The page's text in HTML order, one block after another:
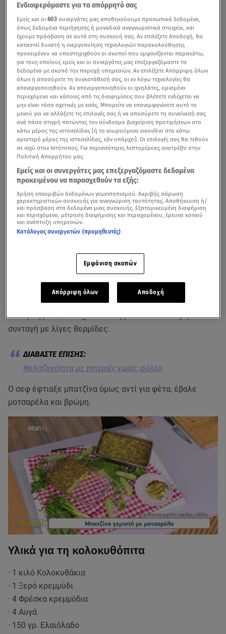
Σου αρέσουν οι πίτες αλλά ψάχνεις υγιεινές και
Φτιάξτε την πιο νόστιμη ζαμπονοτυρόπιτα χωρίς φύλλο
Ο Σταύρος Βαρθαλίτης έδωσε στους τηλεθεατές της
εκπομπής breakfast@star άλλη μία πεντανόστιμη
συνταγή με λίγες θερμίδες.
Μελιτζανόπιτα με πιπεριές χωρίς φύλλο
Ο σεφ έφτιαξε μπατζίνα όμως αντί για φέτα, έβαλε
μοτσαρέλα και βρώμη.
Υλικά για τη κολοκυθόπιτα
· 1 κιλό Κολοκυθάκια
· 1 Ξερό κρεμμύδι
· 4 Φρέσκα κρεμμύδια
· 4 Αυγά
· 150 γρ. Ελαιόλαδο
Ενδιαφερόμαστε για το απόρρητό σας
Εμείς και οι603 συνεργάτες μας αποθηκεύουμε προσωπικά δεδομένα,
όπως δεδομένα περιήγησης ή μοναδικά αναγνωριστικά στοιχεία, και
έχουμε πρόσβαση σε αυτά στη συσκευή σας. Αν επιλέξετε Αποδοχή, θα
καταστεί δυνατή η ενεργοποίηση τεχνολογιών παρακολούθησης
προκειμένου να υποστηριχθούν οι σκοποί που εμφανίζονται παρακάτω,
για τους οποίους εμείς και οι συνεργάτες μας επεξεργαζόμαστε τα
δεδομένα με σκοπό την παροχή υπηρεσιών. Αν επιλέξετε Απόρριψη όλων
όλων ή αποσύρετε τη συγκατάθεσή σας, οι εν λόγω τεχνολογίες θα
απενεργοποιηθούν. Αν απενεργοποιηθούν οι ιχνηλάτες, ορισμένο
περιεχόμενο και κάποιες από τις διαφημίσεις που βλέπετε ενδέχεται να
μην είναι τόσο σχετικές με εσάς. Μπορείτε να επανεμφανίσετε αυτό το
μενού για να αλλάξετε τις επιλογές σας ή να αποσύρετε τη συναίνεσή σας
ανά πάσα στιγμή πατώντας τον σύνδεσμο Διαχείριση προτιμήσεων στο
κάτω μέρος της ιστοσελίδας [ή το αιωρούμενο εικονίδιο στο κάτω
αριστερό μέρος της ιστοσελίδας, εάν υπάρχει]. Οι επιλογές σας θα τεθούν
σε ισχύ στον Ιστότοπος. Για περισσότερες λεπτομέρειες ανατρέξτε στην
Πολιτική Απορρήτου μας.
Εμείς και οι συνεργάτες μας επεξεργαζόμαστε δεδομένα
προκειμένου να παρασχεθούν τα εξής:
Χρήση επακριβών δεδομένων γεωεντοπισμού. Ακριβής σάρωση
χαρακτηριστικών συσκευής για αναγνώριση ταυτότητας. Αποθήκευση ή/
και πρόσβαση στα δεδομένα μιας συσκευής. Εξατομικευμένη διαφήμιση
και περιεχόμενο, μέτρηση διαφήμισης και περιεχομένου, έρευνα κοινού
και ανάπτυξη υπηρεσιών.
Κατάλογος συνεργατών (προμηθευτές)
Εμφάνιση σκοπών
Απόρριψη όλων Αποδοχή